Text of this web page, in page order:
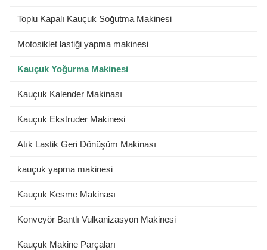
Toplu Kapalı Kauçuk Soğutma Makinesi
Motosiklet lastiği yapma makinesi
Kauçuk Yoğurma Makinesi
Kauçuk Kalender Makinası
Kauçuk Ekstruder Makinesi
Atık Lastik Geri Dönüşüm Makinası
kauçuk yapma makinesi
Kauçuk Kesme Makinası
Konveyör Bantlı Vulkanizasyon Makinesi
Kauçuk Makine Parçaları